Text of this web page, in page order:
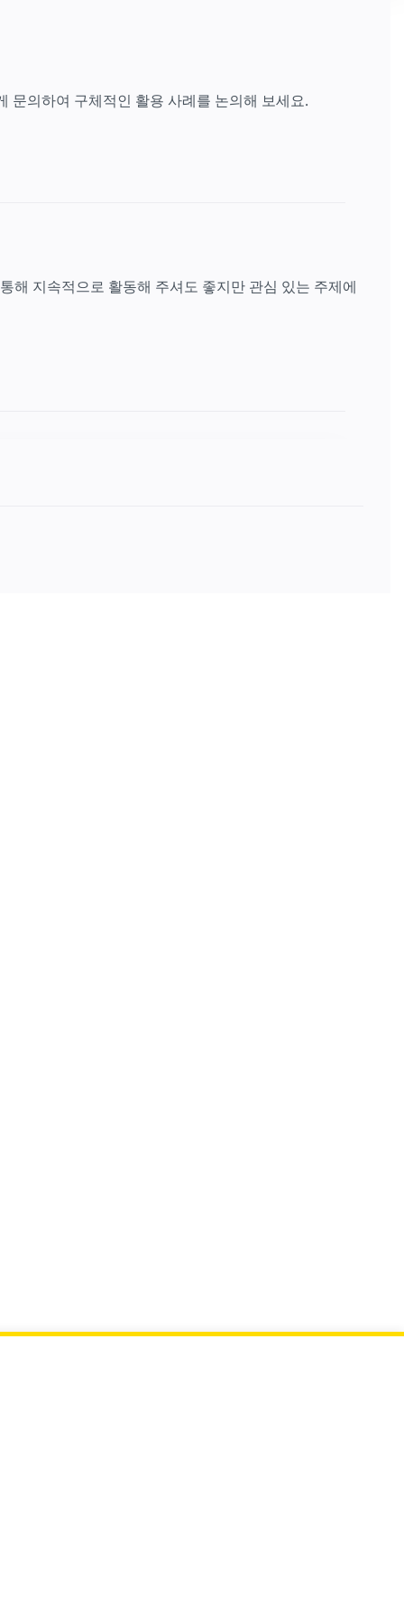
문의하여 구체적인 활용 사례를 논의해 보세요.
해 지속적으로 활동해 주셔도 좋지만 관심 있는 주제에